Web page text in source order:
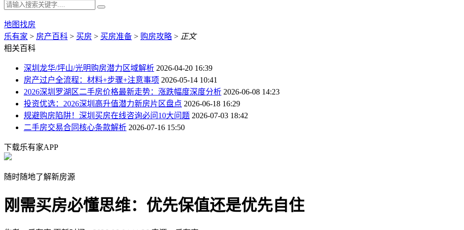
地图找房
乐有家 > 房产百科 > 买房 > 买房准备 > 购房攻略 > 正文
相关百科
深圳龙华/坪山/光明购房潜力区域解析 2026-04-20 16:39
房产过户全流程：材料+步骤+注意事项 2026-05-14 10:41
2026深圳罗湖区二手房价格最新走势：涨跌幅度深度分析 2026-06-08 14:23
投资优选：2026深圳高升值潜力新房片区盘点 2026-06-18 16:29
规避购房陷阱！深圳买房在线咨询必问10大问题 2026-07-03 18:42
二手房交易合同核心条款解析 2026-07-16 15:50
下载乐有家APP
随时随地了解新房源
刚需买房必懂思维：优先保值还是优先自住